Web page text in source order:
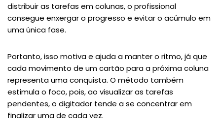
distribuir as tarefas em colunas, o profissional
consegue enxergar o progresso e evitar o acúmulo em
uma única fase.
Portanto, isso motiva e ajuda a manter o ritmo, já que
cada movimento de um cartão para a próxima coluna
representa uma conquista. O método também
estimula o foco, pois, ao visualizar as tarefas
pendentes, o digitador tende a se concentrar em
finalizar uma de cada vez.